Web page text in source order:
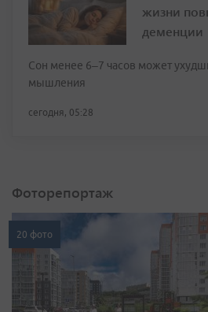
жизни
деменции
Сон менее 6–7 часов может
мышления
сегодня, 05:28
Фоторепортаж
20 фото